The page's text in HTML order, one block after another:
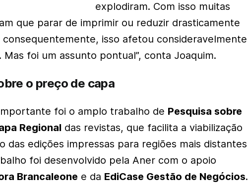
explodiram. Com isso muitas
que parar de imprimir ou reduzir drasticamente
consequentemente, isso afetou consideravelmente
Mas foi um assunto pontual”, conta Joaquim.
o preço de capa
foi o amplo trabalho de Pesquisa sobre
Regional das revistas, que facilita a viabilização
das edições impressas para regiões mais distantes
foi desenvolvido pela Aner com o apoio
Brancaleone e da EdiCase Gestão de Negócios.